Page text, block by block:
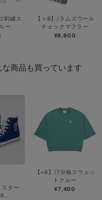
刺繍ス
ー
【＋B】/ラムズウール
チェックマフラー
¥8,800
商品も買っています
ター
【+B】/7分袖スウェッ
トクルー
¥7,400